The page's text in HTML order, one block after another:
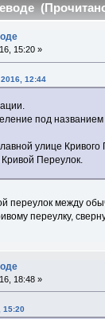
15:20 »
12:44
под
улице
Кривой Переулок.
переулок между
переулку,
18:48 »
15:20